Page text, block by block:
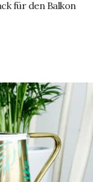
für den Balkon